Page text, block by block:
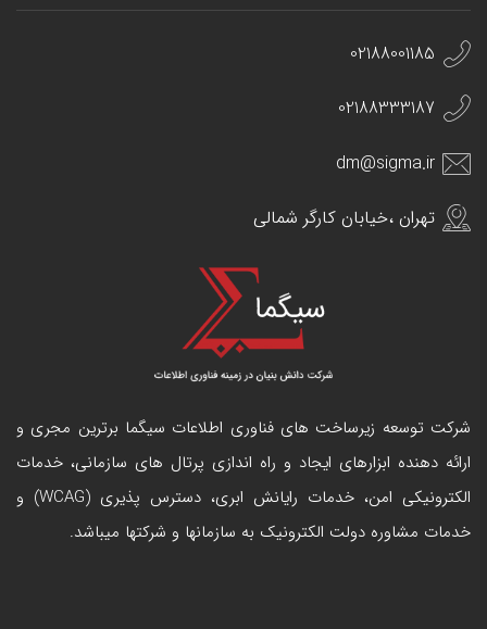
02188001185
02188333187
dm@sigma.ir
تهران ،خیابان کارگر شمالی
شرکت توسعه زیرساخت های فناوری اطلاعات سیگما برترین مجری و
ارائه دهنده ابزارهای ایجاد و راه اندازی پرتال های سازمانی، خدمات
الکترونیکی امن، خدمات رایانش ابری، دسترس پذیری (WCAG) و
خدمات مشاوره دولت الکترونیک به سازمانها و شرکتها میباشد.